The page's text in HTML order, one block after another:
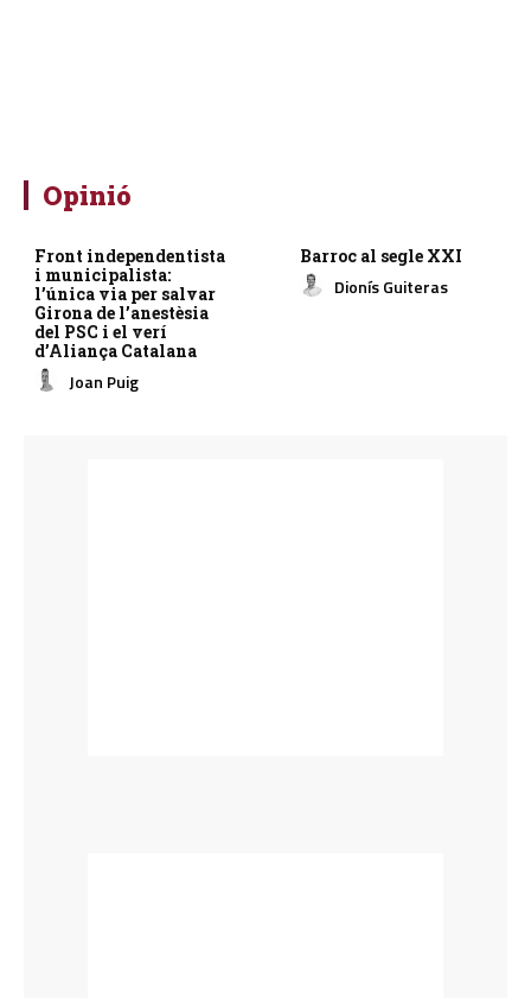
Opinió
Front independentista
i municipalista:
l’única via per salvar
Girona de l’anestèsia
del PSC i el verí
d’Aliança Catalana
Joan Puig
Barroc al segle XXI
Dionís Guiteras